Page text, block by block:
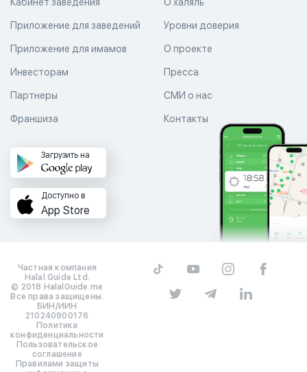
Уровни доверия
Приложение для заведений
Приложение для имамов О проекте
Пресса
СМИ о нас
Контакты
Инвесторам
Партнеры
Франшиза
Загрузить на
Доступно в
App Store
Частная компания
Halal Guide Ltd.
© 2018 HalalGuide.me
Все права защищены.
БИН/ИИН
210240900176
Политика
конфиденциальности
Пользовательское
соглашение
Правилами защиты